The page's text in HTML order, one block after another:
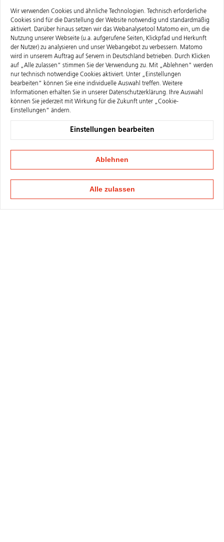
Wir verwenden Cookies und ähnliche Technologien. Technisch erforderliche
Cookies sind für die Darstellung der Website notwendig und standardmäßig
aktiviert. Darüber hinaus setzen wir das Webanalysetool Matomo ein, um die
Nutzung unserer Webseite (u.a. aufgerufene Seiten, Klickpfad und Herkunft
der Nutzer) zu analysieren und unser Webangebot zu verbessern. Matomo
wird in unserem Auftrag auf Servern in Deutschland betrieben. Durch Klicken
auf „Alle zulassen“ stimmen Sie der Verwendung zu. Mit „Ablehnen" werden
nur technisch notwendige Cookies aktiviert. Unter „Einstellungen
bearbeiten“ können Sie eine individuelle Auswahl treffen. Weitere
Informationen erhalten Sie in unserer Datenschutzerklärung. Ihre Auswahl
können Sie jederzeit mit Wirkung für die Zukunft unter „Cookie-
Einstellungen“ ändern.
Einstellungen bearbeiten
Ablehnen
Alle zulassen